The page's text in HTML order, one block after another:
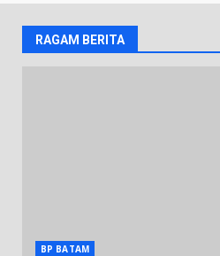
RAGAM BERITA
BP BATAM